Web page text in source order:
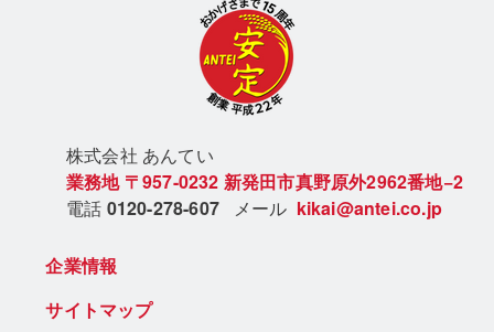
株式会社 あんてい
業務地 〒957-0232 新発田市真野原外2962番地−2
電話 0120-278-607 メール kikai@antei.co.jp
企業情報
サイトマップ